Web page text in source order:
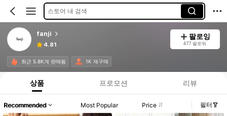
스토어 내 검색
fanji
4.81
팔로잉
477 팔로워
최근 5.8K개 판매됨 1K 재구매
상품 프로모션 리뷰
Recommended Most Popular Price 필터